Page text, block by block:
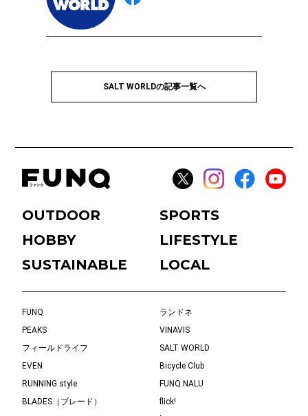
SALT WORLDの記事一覧へ
OUTDOOR
SPORTS
HOBBY
LIFESTYLE
SUSTAINABLE
LOCAL
FUNQ
ランドネ
PEAKS
VINAVIS
フィールドライフ
SALT WORLD
EVEN
Bicycle Club
RUNNING style
FUNQ NALU
BLADES（ブレード）
flick!